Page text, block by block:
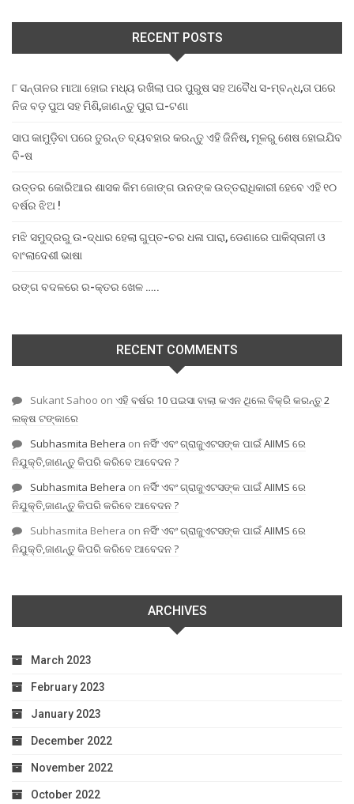
RECENT POSTS
୮ ସନ୍ତାନର ମାଆ ହୋଇ ମଧ୍ୟ ରଖିଲା ପର ପୁରୁଷ ସହ ଅବୈଧ ସ-ମ୍ବନ୍ଧ,ତା ପରେ
ନିଜ ବଡ଼ ପୁଅ ସହ ମିଶି,ଜାଣନ୍ତୁ ପୁରା ଘ-ଟଣା
ସାପ କାମୁଡ଼ିବା ପରେ ତୁରନ୍ତ ବ୍ୟବହାର କରନ୍ତୁ ଏହି ଜିନିଷ, ମୂଳରୁ ଶେଷ ହୋଇଯିବ
ବି-ଷ
ଉତ୍ତର କୋରିଆର ଶାସକ କିମ ଜୋଙ୍ଗ ଉନଙ୍କ ଉତ୍ତରାଧିକାରୀ ହେବେ ଏହି ୧୦
ବର୍ଷର ଝିଅ !
ମଝି ସମୁଦ୍ରରୁ ଉ-ଦ୍ଧାର ହେଲା ଗୁପ୍ତ-ଚର ଧଳା ପାରା, ଡେଣାରେ ପାକିସ୍ତାନୀ ଓ
ବାଂଲାଦେଶୀ ଭାଷା
ରଙ୍ଗ ବଦଳରେ ର-କ୍ତର ଖେଳ …..
RECENT COMMENTS
Sukant Sahoo on ଏହି ବର୍ଷର 10 ପଇସା ବାଲା କଏନ ଥିଲେ ବିକ୍ରି କରନ୍ତୁ 2
ଲକ୍ଷ ଟଙ୍କାରେ
Subhasmita Behera on ନର୍ସିଂ ଏବଂ ଗ୍ରାଜୁଏଟସଙ୍କ ପାଇଁ AIIMS ରେ
ନିଯୁକ୍ତି,ଜାଣନ୍ତୁ କିପରି କରିବେ ଆବେଦନ ?
Subhasmita Behera on ନର୍ସିଂ ଏବଂ ଗ୍ରାଜୁଏଟସଙ୍କ ପାଇଁ AIIMS ରେ
ନିଯୁକ୍ତି,ଜାଣନ୍ତୁ କିପରି କରିବେ ଆବେଦନ ?
Subhasmita Behera on ନର୍ସିଂ ଏବଂ ଗ୍ରାଜୁଏଟସଙ୍କ ପାଇଁ AIIMS ରେ
ନିଯୁକ୍ତି,ଜାଣନ୍ତୁ କିପରି କରିବେ ଆବେଦନ ?
ARCHIVES
March 2023
February 2023
January 2023
December 2022
November 2022
October 2022